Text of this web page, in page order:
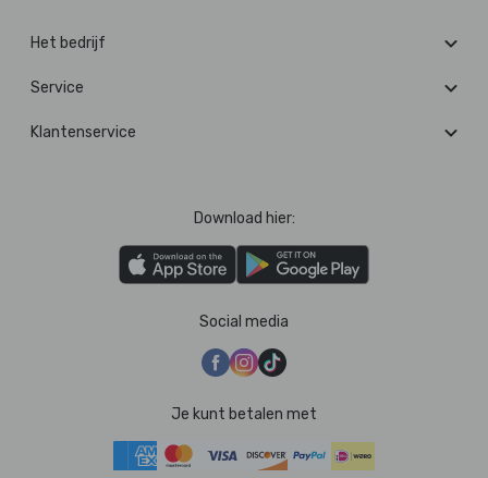
Het bedrijf
Service
Klantenservice
Download hier:
Social media
Je kunt betalen met